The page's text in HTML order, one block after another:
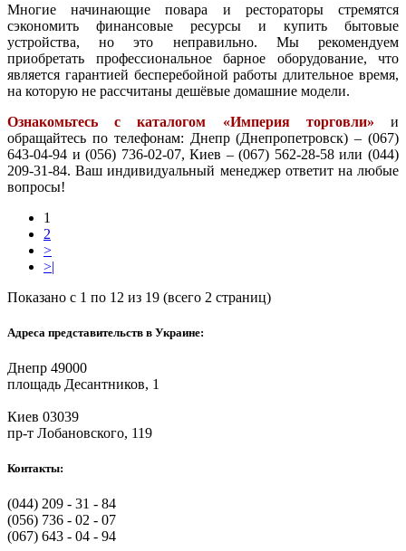
Многие начинающие повара и рестораторы стремятся
сэкономить финансовые ресурсы и купить бытовые
устройства, но это неправильно. Мы рекомендуем
приобретать профессиональное барное оборудование, что
является гарантией бесперебойной работы длительное время,
на которую не рассчитаны дешёвые домашние модели.
Ознакомьтесь с каталогом «Империя торговли» и
обращайтесь по телефонам: Днепр (Днепропетровск) – (067)
643-04-94 и (056) 736-02-07, Киев – (067) 562-28-58 или (044)
209-31-84. Ваш индивидуальный менеджер ответит на любые
вопросы!
1
2
>
>|
Показано с 1 по 12 из 19 (всего 2 страниц)
Адреса представительств в Украине:
Днепр 49000
площадь Десантников, 1
Киев 03039
пр-т Лобановского, 119
Контакты:
(044) 209 - 31 - 84
(056) 736 - 02 - 07
(067) 643 - 04 - 94